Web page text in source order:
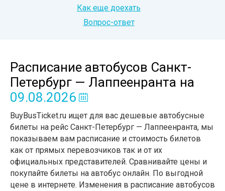
Как еще доехать
Вопрос-ответ
Расписание автобусов Санкт-
Петербург — Лаппеенранта на
09.08.2026
BuyBusTicket.ru ищет для вас дешевые автобусные
билеты на рейс Санкт-Петербург — Лаппеенранта, мы
показываем вам расписание и стоимость билетов
как от прямых перевозчиков так и от их
официальных представителей. Сравнивайте цены и
покупайте билеты на автобус онлайн. По выгодной
цене в интернете. Изменения в расписание автобусов